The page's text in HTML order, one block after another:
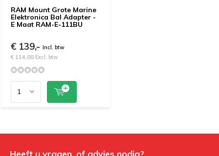
RAM Mount Grote Marine
Elektronica Bal Adapter -
E Maat RAM-E-111BU
€ 139,- Incl. btw
€ 114,88 Excl. btw